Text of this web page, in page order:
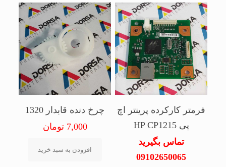
فرمتر کارکرده پرینتر اچ
پی HP CP1215
تماس بگیرید
09102650065
چرخ دنده قابدار 1320
7,000 تومان
افزودن به سبد خرید